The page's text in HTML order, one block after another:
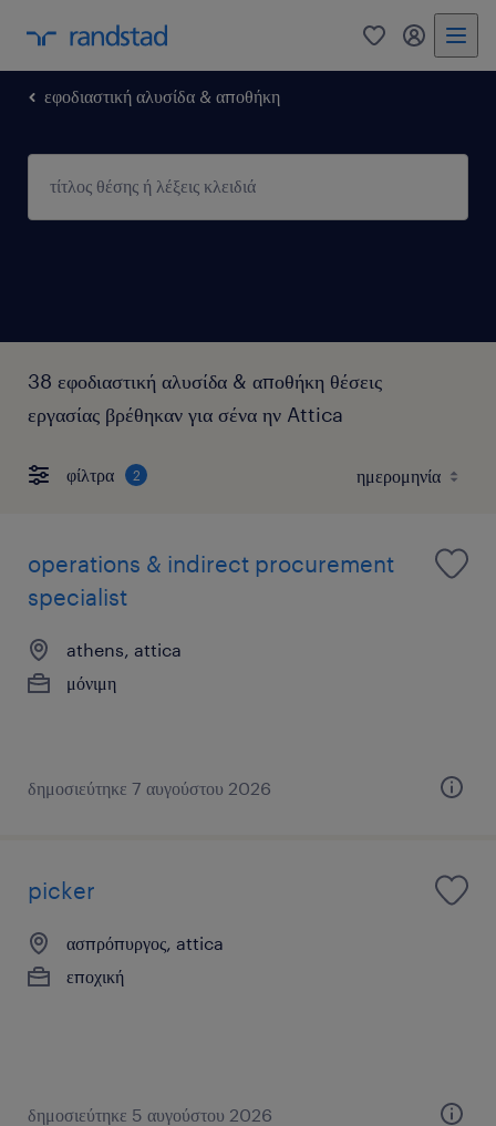
0 my
εφοδιαστική αλυσίδα & αποθήκη
38 εφοδιαστική αλυσίδα & αποθήκη θέσεις
εργασίας βρέθηκαν για σένα ην Attica
φίλτρα 2
operations & indirect procurement
specialist
athens, attica
μόνιμη
δημοσιεύτηκε 7 αυγούστου 2026
picker
ασπρόπυργος, attica
εποχική
δημοσιεύτηκε 5 αυγούστου 2026